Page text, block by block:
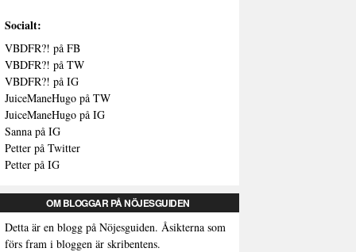
Socialt:
VBDFR?! på FB
VBDFR?! på TW
VBDFR?! på IG
JuiceManeHugo på TW
JuiceManeHugo på IG
Sanna på IG
Petter på Twitter
Petter på IG
OM BLOGGAR PÅ NÖJESGUIDEN
Detta är en blogg på Nöjesguiden. Åsikterna som
förs fram i bloggen är skribentens.